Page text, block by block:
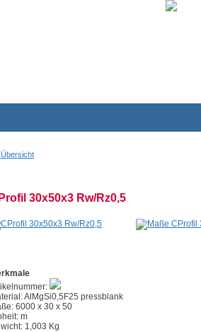
30x50x3 Rw/Rz0,5
AlMgSi0,5F25 pressblank
6000 x 30 x 50
m
1,003 Kg